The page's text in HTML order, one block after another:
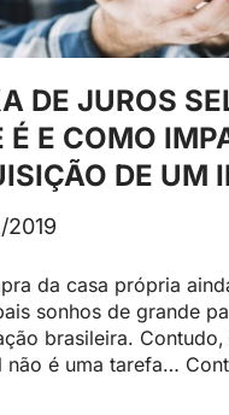
DE JUROS
É E COMO
DE UM
2019
da casa própria
sonhos de grande
brasileira.
não é uma tarefa…